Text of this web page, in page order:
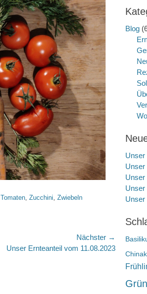
Tomaten Zucchini Zwiebeln
Nächster →
Unser Ernteanteil vom 11.08.2023
Blog
Unser
Unser
Unser
Unser
Unser